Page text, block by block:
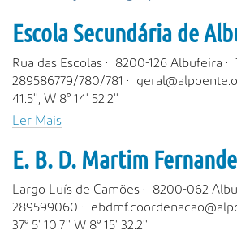
a
A
v
a
n
a
a
…
Escola Secundária de
Rua das Escolas · 8200-126 Albufeira ·
289586779/780/781 ·
41.5'', W 8° 14' 52.2''
Ler Mais
E. B. D. Martim
Largo Luís de Camões · 8200-062
289599060 ·
37° 5' 10.7'' W 8° 15' 32.2''